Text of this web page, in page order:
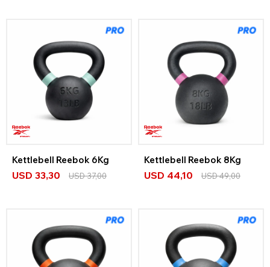
Kettlebell Reebok 6Kg
USD 33,30 USD37,00
Kettlebell Reebok 8Kg
USD 44,10 USD49,00